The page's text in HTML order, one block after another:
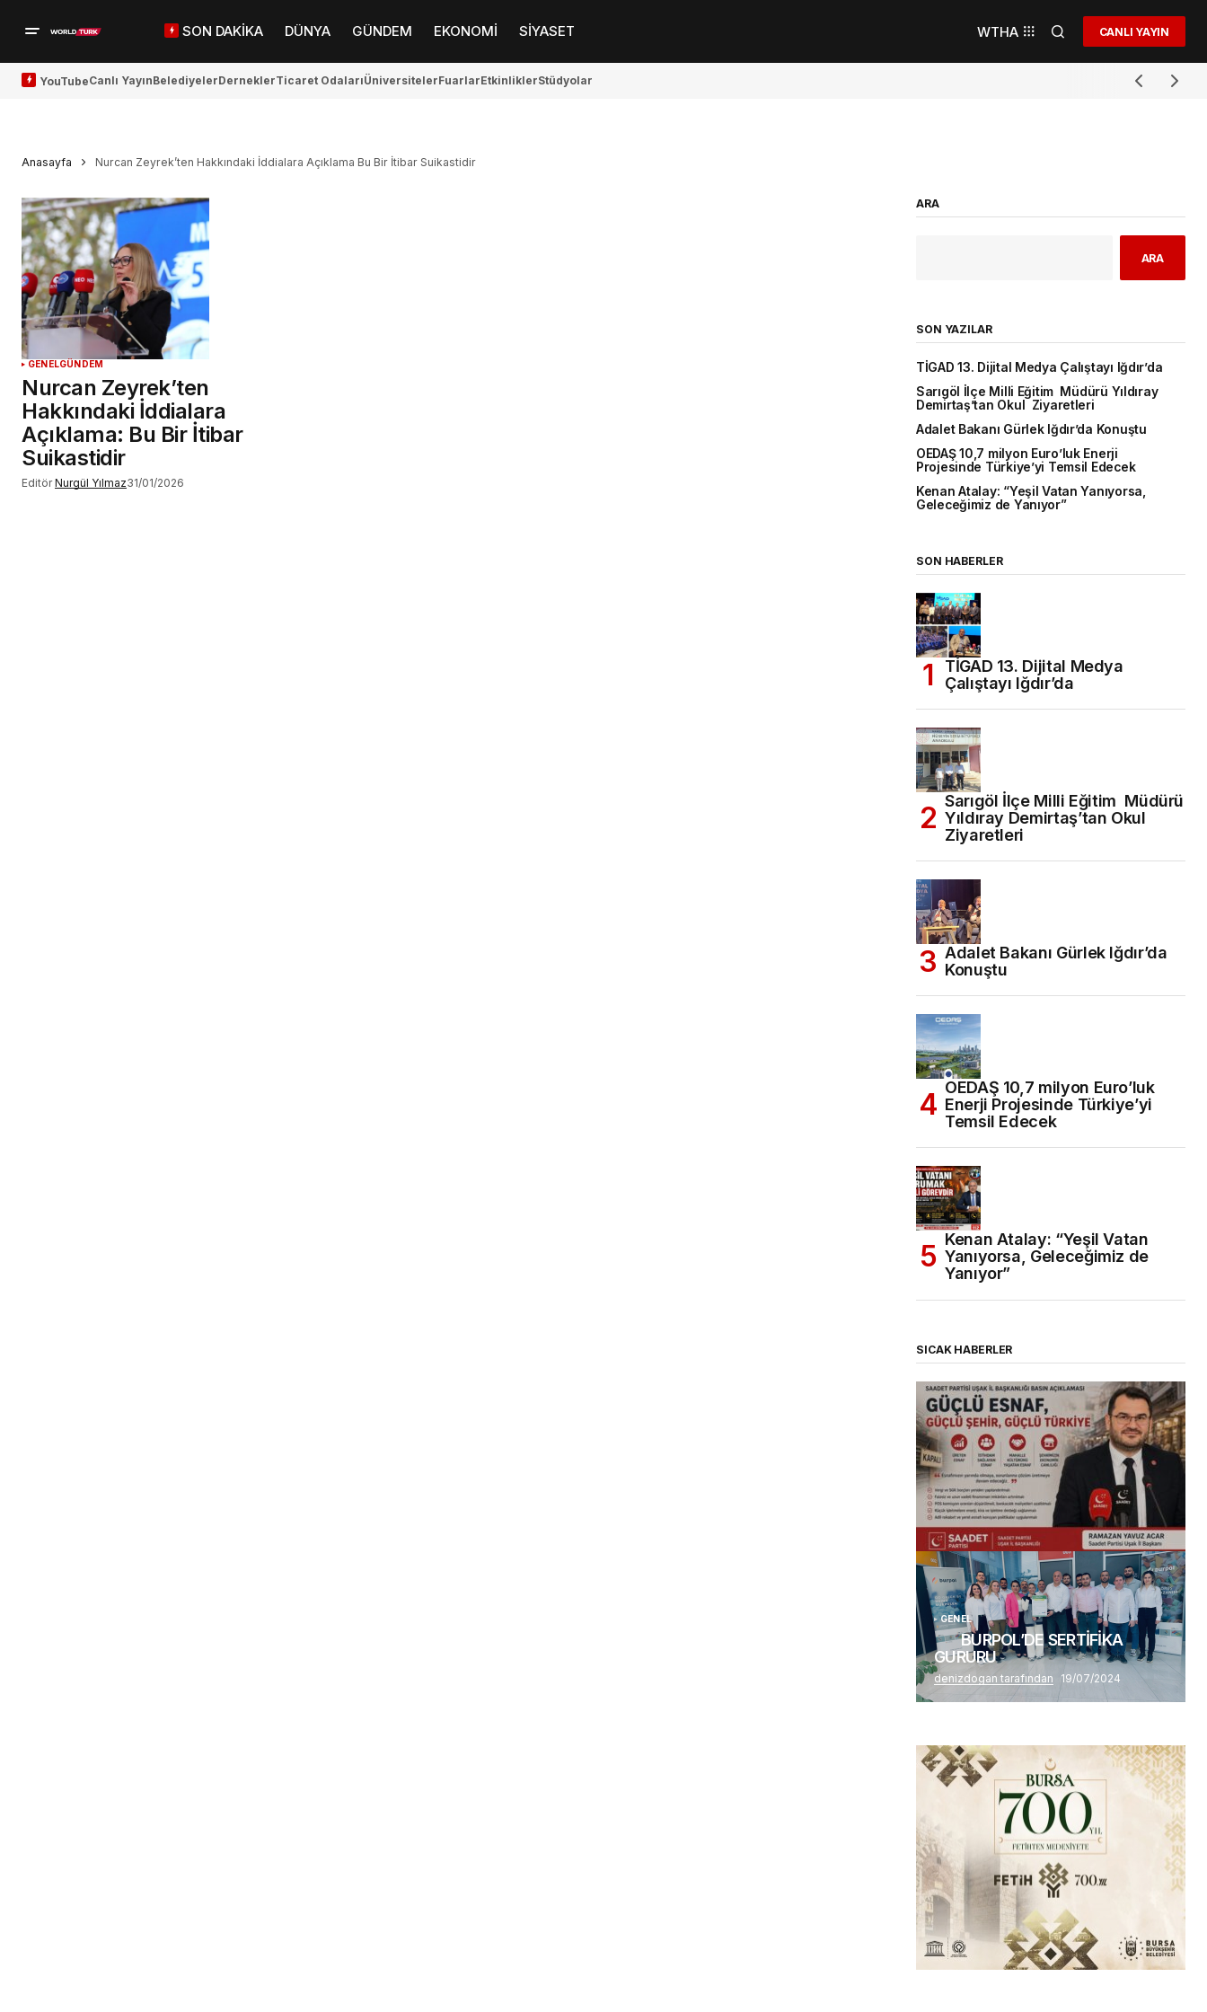
SON DAKİKA DÜNYA GÜNDEM EKONOMİ SİYASET WTHA CANLI YAYIN
YouTubeCanlı YayınBelediyelerDerneklerTicaret OdalarıÜniversitelerFuarlarEtkinliklerStüdyolar
Anasayfa Nurcan Zeyrek’ten Hakkındaki İddialara Açıklama Bu Bir İtibar Suikastidir
GENELGÜNDEM
Nurcan Zeyrek’ten
Hakkındaki İddialara
Açıklama: Bu Bir İtibar
Suikastidir
Editör Nurgül Yılmaz31/01/2026
ARA
ARA
SON YAZILAR
TİGAD 13. Dijital Medya Çalıştayı Iğdır’da
Sarıgöl İlçe Milli Eğitim Müdürü Yıldıray
Demirtaş’tan Okul Ziyaretleri
Adalet Bakanı Gürlek Iğdır’da Konuştu
OEDAŞ 10,7 milyon Euro’luk Enerji
Projesinde Türkiye’yi Temsil Edecek
Kenan Atalay: “Yeşil Vatan Yanıyorsa,
Geleceğimiz de Yanıyor”
SON HABERLER
TİGAD 13. Dijital Medya
Çalıştayı Iğdır’da
Sarıgöl İlçe Milli Eğitim Müdürü
Yıldıray Demirtaş’tan Okul
Ziyaretleri
Adalet Bakanı Gürlek Iğdır’da
Konuştu
OEDAŞ 10,7 milyon Euro’luk
Enerji Projesinde Türkiye’yi
Temsil Edecek
Kenan Atalay: “Yeşil Vatan
Yanıyorsa, Geleceğimiz de
Yanıyor”
SICAK HABERLER
(başlıksız)
Alaattin Karahan tarafından 14/07/2026
GENEL
BURPOL’DE SERTİFİKA
GURURU
denizdogan tarafından 19/07/2024